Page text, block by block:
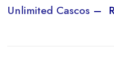
Unlimited Cascos –